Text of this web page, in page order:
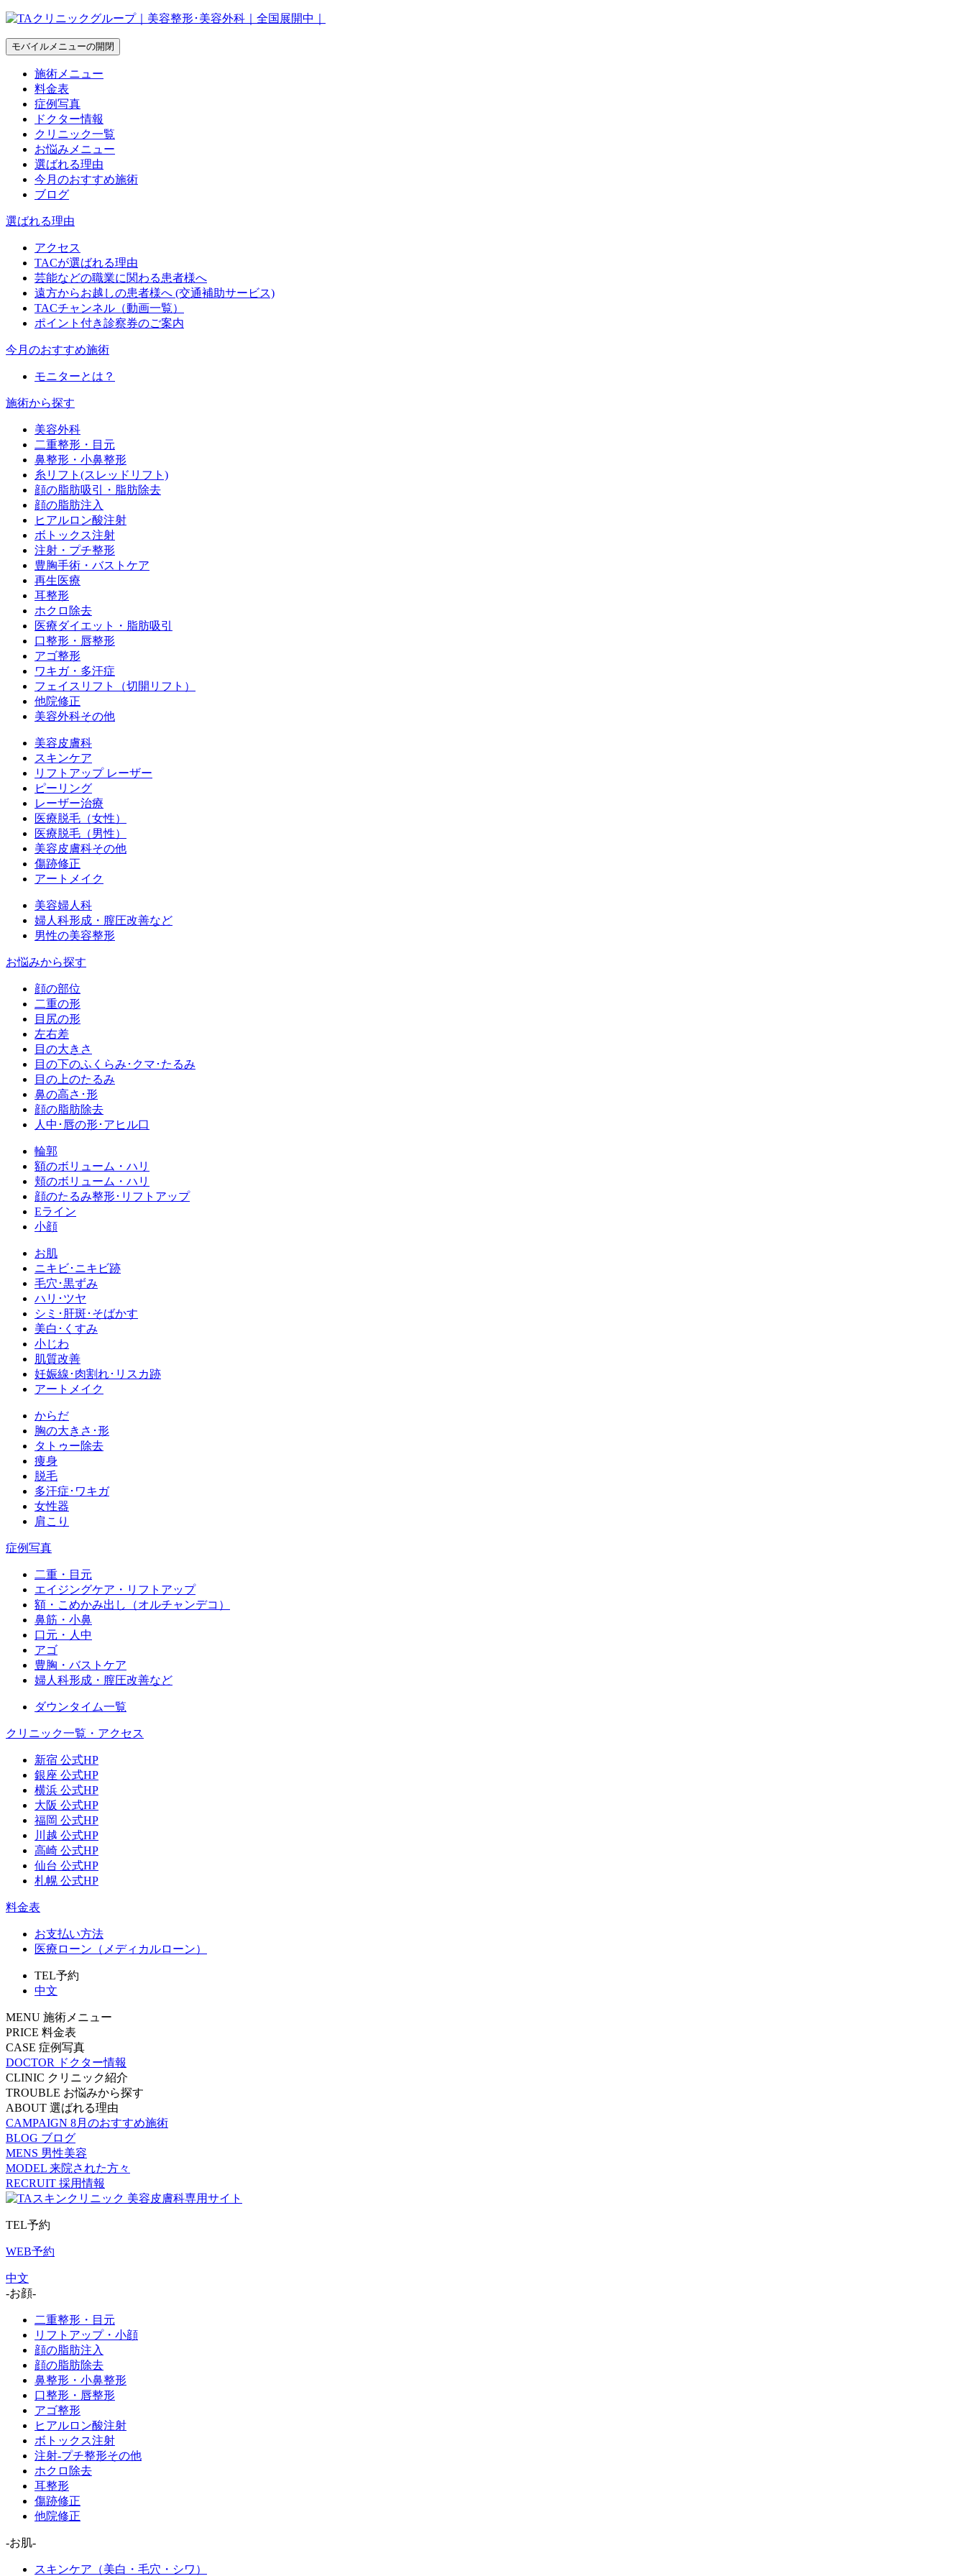
モバイルメニューの開閉
施術メニュー
料金表
症例写真
ドクター情報
クリニック一覧
お悩みメニュー
選ばれる理由
今月のおすすめ施術
ブログ
選ばれる理由
アクセス
TACが選ばれる理由
芸能などの職業に関わる患者様へ
遠方からお越しの患者様へ (交通補助サービス)
TACチャンネル（動画一覧）
ポイント付き診察券のご案内
今月のおすすめ施術
モニターとは？
施術から探す
美容外科
二重整形・目元
鼻整形・小鼻整形
糸リフト(スレッドリフト)
顔の脂肪吸引・脂肪除去
顔の脂肪注入
ヒアルロン酸注射
ボトックス注射
注射・プチ整形
豊胸手術・バストケア
再生医療
耳整形
ホクロ除去
医療ダイエット・脂肪吸引
口整形・唇整形
アゴ整形
ワキガ・多汗症
フェイスリフト（切開リフト）
他院修正
美容外科その他
美容皮膚科
スキンケア
リフトアップ レーザー
ピーリング
レーザー治療
医療脱毛（女性）
医療脱毛（男性）
美容皮膚科その他
傷跡修正
アートメイク
美容婦人科
婦人科形成・膣圧改善など
男性の美容整形
お悩みから探す
顔の部位
二重の形
目尻の形
左右差
目の大きさ
目の下のふくらみ･クマ･たるみ
目の上のたるみ
鼻の高さ･形
顔の脂肪除去
人中･唇の形･アヒル口
輪郭
額のボリューム・ハリ
頬のボリューム・ハリ
顔のたるみ整形･リフトアップ
Eライン
小顔
お肌
ニキビ･ニキビ跡
毛穴･黒ずみ
ハリ･ツヤ
シミ･肝斑･そばかす
美白･くすみ
小じわ
肌質改善
妊娠線･肉割れ･リスカ跡
アートメイク
からだ
胸の大きさ･形
タトゥー除去
痩身
脱毛
多汗症･ワキガ
女性器
肩こり
症例写真
二重・目元
エイジングケア・リフトアップ
額・こめかみ出し（オルチャンデコ）
鼻筋・小鼻
口元・人中
アゴ
豊胸・バストケア
婦人科形成・膣圧改善など
ダウンタイム一覧
クリニック一覧・アクセス
新宿 公式HP
銀座 公式HP
横浜 公式HP
大阪 公式HP
福岡 公式HP
川越 公式HP
高崎 公式HP
仙台 公式HP
札幌 公式HP
料金表
お支払い方法
医療ローン（メディカルローン）
TEL予約
中文
MENU 施術メニュー
PRICE 料金表
CASE 症例写真
DOCTOR
ドクター情報
CLINIC クリニック紹介
TROUBLE お悩みから探す
ABOUT 選ばれる理由
CAMPAIGN 8月のおすすめ施術
BLOG ブログ
MENS 男性美容
MODEL 来院された方々
RECRUIT 採用情報
TEL予約
WEB予約
中文
-お顔-
二重整形・目元
リフトアップ・小顔
顔の脂肪注入
顔の脂肪除去
鼻整形・小鼻整形
口整形・唇整形
アゴ整形
ヒアルロン酸注射
ボトックス注射
注射-プチ整形その他
ホクロ除去
耳整形
傷跡修正
他院修正
-お肌-
スキンケア（美白・毛穴・シワ）